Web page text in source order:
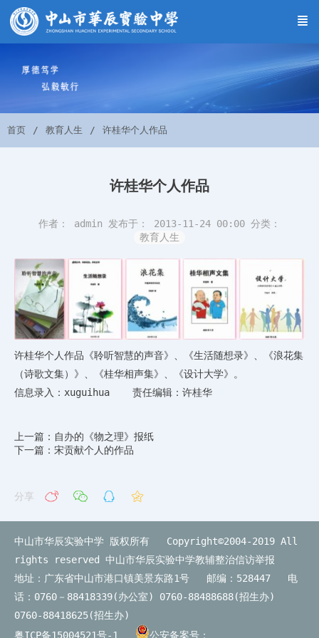
首页 教育人生 许桂华个人作品
许桂华个人作品
作者： admin 发布于： 2013-11-24 00:00 分类：
教育人生
许桂华个人作品《聆听智慧的声音》、《生活随想录》、《浪花集
（诗歌文集）》、《桂华相声集》、《设计大学》。
信息录入：xuguihua 责任编辑：许桂华
上一篇：自办的《物之理》报纸
下一篇：宋贡献个人的作品
分享
中山市华辰实验中学 版权所有 Copyright©2004-2019 All
rights reserved 中山市华辰实验中学教辅整治信访举报
地址：广东省中山市港口镇美景东路1号 邮编：528447 电
话：0760－88418339(办公室) 0760-88488688(招生办)
0760-88418625(招生办)
粤ICP备15004521号-1
公安备案号：